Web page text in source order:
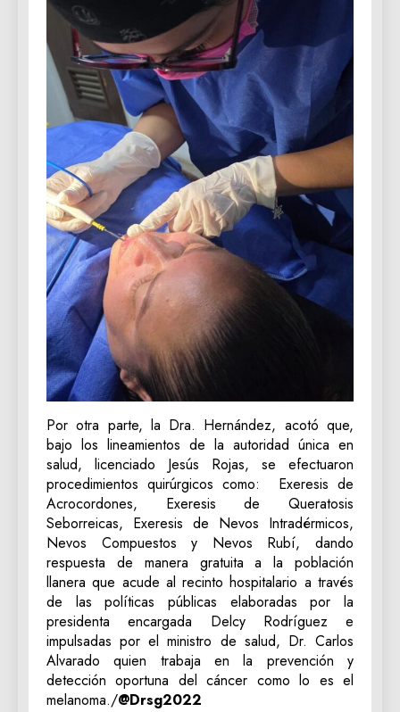
Por otra parte, la Dra. Hernández, acotó que,
bajo los lineamientos de la autoridad única en
salud, licenciado Jesús Rojas, se efectuaron
procedimientos quirúrgicos como: Exeresis de
Acrocordones, Exeresis de Queratosis
Seborreicas, Exeresis de Nevos Intradérmicos,
Nevos Compuestos y Nevos Rubí, dando
respuesta de manera gratuita a la población
llanera que acude al recinto hospitalario a través
de las políticas públicas elaboradas por la
presidenta encargada Delcy Rodríguez e
impulsadas por el ministro de salud, Dr. Carlos
Alvarado quien trabaja en la prevención y
detección oportuna del cáncer como lo es el
melanoma./@Drsg2022